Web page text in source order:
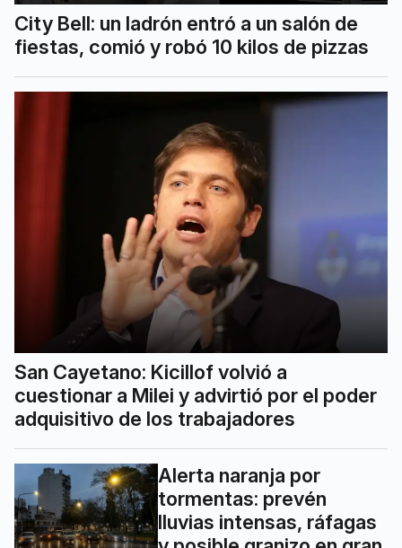
City Bell: un ladrón entró a un salón de
fiestas, comió y robó 10 kilos de pizzas
San Cayetano: Kicillof volvió a
cuestionar a Milei y advirtió por el poder
adquisitivo de los trabajadores
Alerta naranja por
tormentas: prevén
lluvias intensas, ráfagas